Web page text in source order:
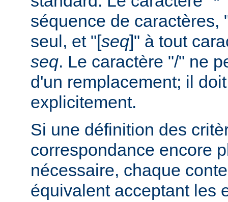
séquence de caractères,
seul, et "[seq]" à tout
seq. Le caractère "/" ne
d'un remplacement; il
explicitement.
Si une définition des
correspondance encore
nécessaire, chaque
équivalent acceptant les